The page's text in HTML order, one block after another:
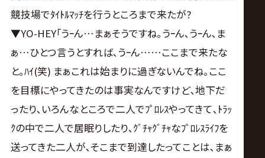
競技場でﾀｲﾄﾙﾏｯﾁを行うところまで来たが?
▼YO-HEY｢うｰん…まぁそうですね｡うｰん､うｰん､ま
ぁ…ひとつ言うとすれば､うｰん……ここまで来たな
と｡ﾊｲ(笑) まぁこれは始まりに過ぎないんでね｡ここ
を目標にやってきたのは事実なんですけど､地下だ
ったり､いろんなところで二人でﾌﾟﾛﾚｽやってきて､ﾄﾗｯ
ｸの中で二人で居眠りしたり､ｸﾞﾁｬｸﾞﾁｬなﾌﾟﾛﾚｽﾗｲﾌを
送ってきた二人が､そこまで到達したってことは､まぁ